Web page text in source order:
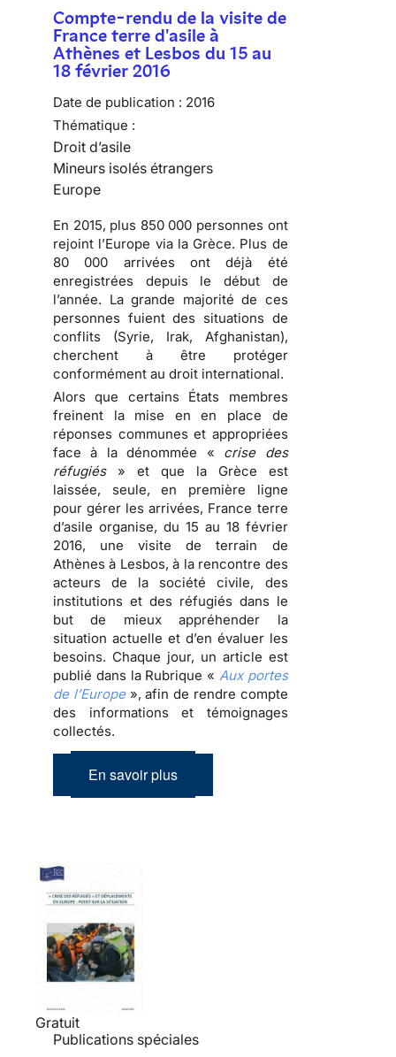
Compte-rendu de la visite de
France terre d'asile à
Athènes et Lesbos du 15 au
18 février 2016
Date de publication : 2016
Thématique :
Droit d’asile
Mineurs isolés étrangers
Europe
En 2015, plus 850 000 personnes ont
rejoint l’Europe via la Grèce. Plus de
80 000 arrivées ont déjà été
enregistrées depuis le début de
l’année. La grande majorité de ces
personnes fuient des situations de
conflits (Syrie, Irak, Afghanistan),
cherchent à être protéger
conformément au droit international.
Alors que certains États membres
freinent la mise en en place de
réponses communes et appropriées
face à la dénommée « crise des
réfugiés» et que la Grèce est
laissée, seule, en première ligne
pour gérer les arrivées, France terre
d’asile organise, du 15 au 18 février
2016, une visite de terrain de
Athènes à Lesbos, à la rencontre des
acteurs de la société civile, des
institutions et des réfugiés dans le
but de mieux appréhender la
situation actuelle et d’en évaluer les
besoins. Chaque jour, un article est
publié dans la Rubrique « Aux portes
de l’Europe», afin de rendre compte
des informations et témoignages
collectés.
En savoir plus
Gratuit
Publications spéciales